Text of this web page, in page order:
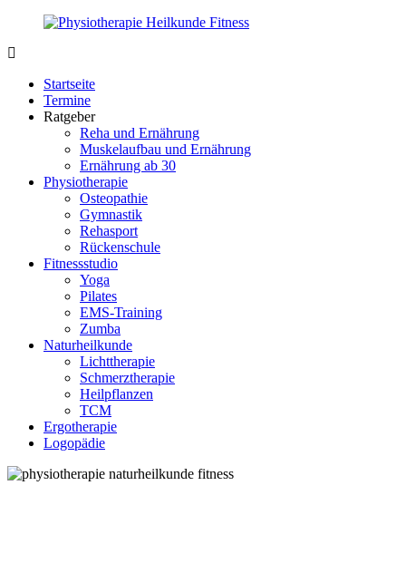
Zurück
Inhalt
Fit.de
Körper
Startseite
Termine
Ratgeber
Reha und Ernährung
Muskelaufbau und Ernährung
Ernährung ab 30
Physiotherapie
Osteopathie
Gymnastik
Rehasport
Rückenschule
Fitnessstudio
Yoga
Pilates
EMS-Training
Zumba
Naturheilkunde
Lichttherapie
Schmerztherapie
Heilpflanzen
TCM
Ergotherapie
Logopädie